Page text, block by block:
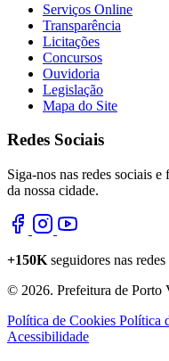
Serviços Online
Transparência
Licitações
Concursos
Ouvidoria
Legislação
Mapa do Site
Redes Sociais
Siga-nos nas redes sociais
da nossa cidade.
+150K seguidores nas
© 2026. Prefeitura de Porto
Política de Cookies Política
Acessibilidade